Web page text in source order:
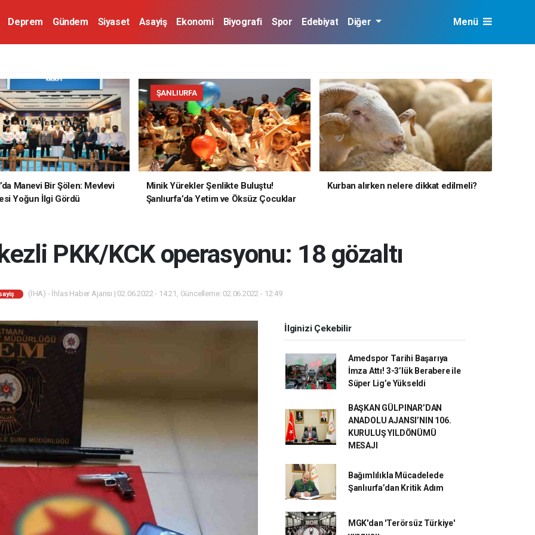
Deprem Gündem Siyaset Asayiş Ekonomi Biyografi Spor Edebiyat Diğer Menü
Manevi Bir Şölen: Mevlevi
Yoğun İlgi Gördü
ŞANLIURFA
Minik Yürekler Şenlikte Buluştu!
Şanlıurfa’da Yetim ve Öksüz Çocuklar
Kurban alırken nelere dikkat edilmeli?
PKK/KCK operasyonu: 18 gözaltı
(İHA) - İhlas Haber Ajansı | 02.06.2022 - 14:21, Güncelleme: 02.06.2022 - 12:49
İlginizi Çekebilir
Amedspor Tarihi Başarıya
İmza Attı! 3-3’lük Berabere ile
Süper Lig’e Yükseldi
BAŞKAN GÜLPINAR’DAN
ANADOLU AJANSI’NIN 106.
KURULUŞ YILDÖNÜMÜ
MESAJI
Bağımlılıkla Mücadelede
Şanlıurfa’dan Kritik Adım
MGK'dan 'Terörsüz Türkiye'